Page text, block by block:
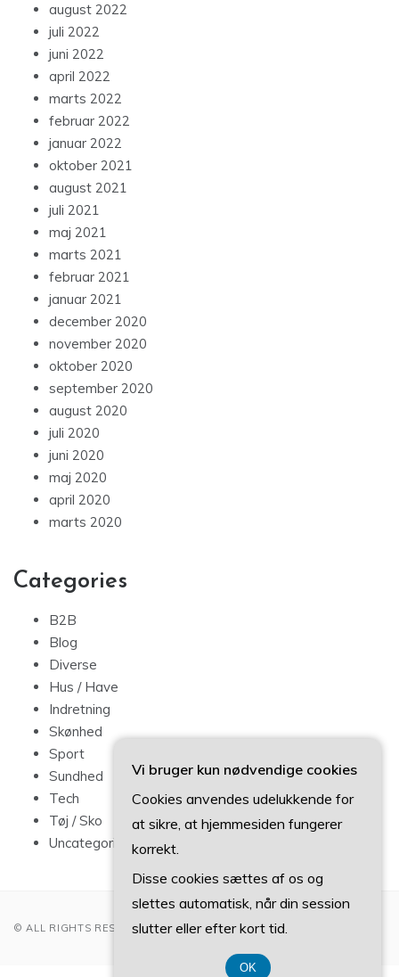
august 2022
juli 2022
juni 2022
april 2022
marts 2022
februar 2022
januar 2022
oktober 2021
august 2021
juli 2021
maj 2021
marts 2021
februar 2021
januar 2021
december 2020
november 2020
oktober 2020
september 2020
august 2020
juli 2020
juni 2020
maj 2020
april 2020
marts 2020
Categories
B2B
Blog
Diverse
Hus / Have
Indretning
Skønhed
Sport
Sundhed
Tech
Tøj / Sko
Uncategorized
© ALL RIGHTS RESERVED 2022
Vi bruger kun nødvendige cookies
Cookies anvendes udelukkende for
at sikre, at hjemmesiden fungerer
korrekt.
Disse cookies sættes af os og
slettes automatisk, når din session
slutter eller efter kort tid.
OK